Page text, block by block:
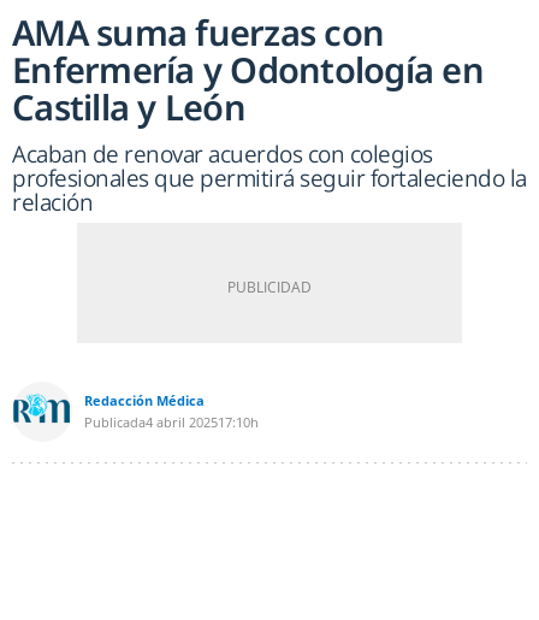
AMA suma fuerzas con
Enfermería y Odontología en
Castilla y León
Acaban de renovar acuerdos con colegios
profesionales que permitirá seguir fortaleciendo la
relación
Redacción Médica
Publicada4 abril 202517:10h